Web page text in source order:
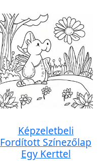
Képzeletbeli
Fordított Színezőlap
Egy Kerttel